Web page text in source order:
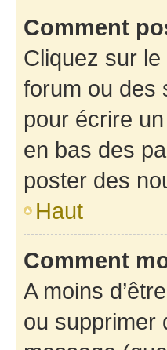
Comment
Cliquez sur
forum ou des
pour écrire
en bas des
poster des
Haut
Comment
A moins
ou supprimer